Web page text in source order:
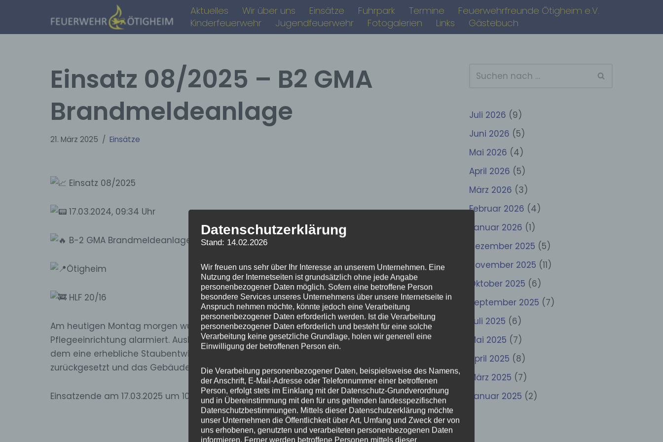
Aktuelles Wir über uns Einsätze Fuhrpark Termine
Feuerwehrfreunde Ötigheim e.V.
Kinderfeuerwehr
Jugendfeuerwehr Fotogalerien Links Gästebuch
Einsatz 08/2025 – B2 GMA
Brandmeldeanlage
21. März 2025 Einsätze
Einsatz 08/2025
17.03.2024, 09:34 Uhr
B-2 GMA Brandmeldeanlage
Ötigheim
HLF 20/16
Am heutigen Montag morgen wurden wir zu einer ausgelösten Brandmeldeanlage in einer
Pflegeeinrichtung alarmiert. Auslöser der Anlage waren Bauarbeiten im OG des Hauses bei
dem eine erhebliche Staubentwicklung stattfand. Anschließend wurde die Anlage wieder
zurückgesetzt und das Gebäude kontrolliert sowie dem Betreiber übergeben.
Einsatzende am 17.03.2025 um 10:02 Uhr
Juli 2026 (9)
Juni 2026 (5)
Mai 2026 (4)
April 2026 (5)
März 2026 (3)
Februar 2026 (4)
Januar 2026 (1)
Dezember 2025 (5)
November 2025 (11)
Oktober 2025 (6)
September 2025 (7)
Juli 2025 (6)
Mai 2025 (7)
April 2025 (8)
März 2025 (7)
Januar 2025 (2)
Datenschutzerklärung
Stand: 14.02.2026
Wir freuen uns sehr über Ihr Interesse an unserem Unternehmen. Eine
Nutzung der Internetseiten ist grundsätzlich ohne jede Angabe
personenbezogener Daten möglich. Sofern eine betroffene Person
besondere Services unseres Unternehmens über unsere Internetseite in
Anspruch nehmen möchte, könnte jedoch eine Verarbeitung
personenbezogener Daten erforderlich werden. Ist die Verarbeitung
personenbezogener Daten erforderlich und besteht für eine solche
Verarbeitung keine gesetzliche Grundlage, holen wir generell eine
Einwilligung der betroffenen Person ein.
Die Verarbeitung personenbezogener Daten, beispielsweise des Namens,
der Anschrift, E-Mail-Adresse oder Telefonnummer einer betroffenen
Person, erfolgt stets im Einklang mit der Datenschutz-Grundverordnung
und in Übereinstimmung mit den für uns geltenden landesspezifischen
Datenschutzbestimmungen. Mittels dieser Datenschutzerklärung möchte
unser Unternehmen die Öffentlichkeit über Art, Umfang und Zweck der von
uns erhobenen, genutzten und verarbeiteten personenbezogenen Daten
informieren. Ferner werden betroffene Personen mittels dieser